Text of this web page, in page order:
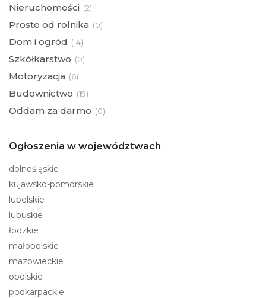
Nieruchomości (2)
Prosto od rolnika (0)
Dom i ogród (14)
Szkółkarstwo (0)
Motoryzacja (6)
Budownictwo (19)
Oddam za darmo (0)
Ogłoszenia w województwach
dolnośląskie
kujawsko-pomorskie
lubelskie
lubuskie
łódzkie
małopolskie
mazowieckie
opolskie
podkarpackie